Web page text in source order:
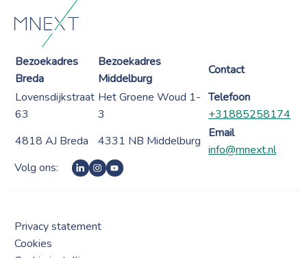
Bezoekadres
Breda
Bezoekadres
Middelburg
Contact
Lovensdijkstraat
63
Het Groene Woud 1-
3
Telefoon
+31885258174
4818 AJ Breda
4331 NB Middelburg
Email
info@mnext.nl
Volg ons:
Privacy statement
Cookies